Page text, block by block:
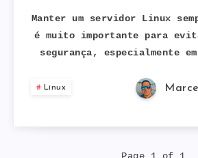
SEU
UBUNTU
Manter um servidor Linux
é muito importante para
segurança, especialmente
Linux